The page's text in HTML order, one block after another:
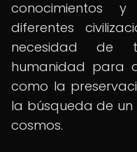
conocimientos
diferentes
necesidad de
humanidad para
como la
la búsqueda de un
cosmos.